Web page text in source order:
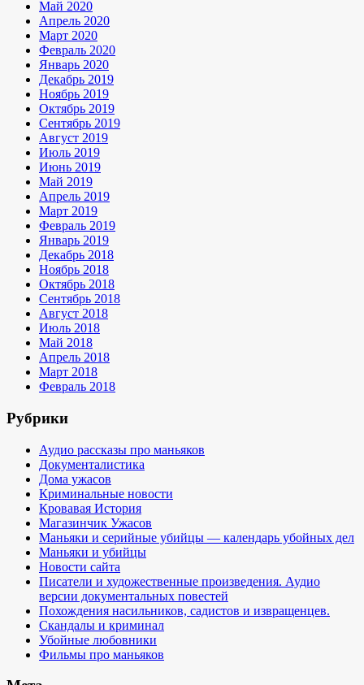
Май 2020
Апрель 2020
Март 2020
Февраль 2020
Январь 2020
Декабрь 2019
Ноябрь 2019
Октябрь 2019
Сентябрь 2019
Август 2019
Июль 2019
Июнь 2019
Май 2019
Апрель 2019
Март 2019
Февраль 2019
Январь 2019
Декабрь 2018
Ноябрь 2018
Октябрь 2018
Сентябрь 2018
Август 2018
Июль 2018
Май 2018
Апрель 2018
Март 2018
Февраль 2018
Рубрики
Аудио рассказы про маньяков
Документалистика
Дома ужасов
Криминальные новости
Кровавая История
Магазинчик Ужасов
Маньяки и серийные убийцы — календарь убойных дел
Маньяки и убийцы
Новости сайта
Писатели и художественные произведения. Аудио
версии документальных повестей
Похождения насильников, садистов и извращенцев.
Скандалы и криминал
Убойные любовники
Фильмы про маньяков